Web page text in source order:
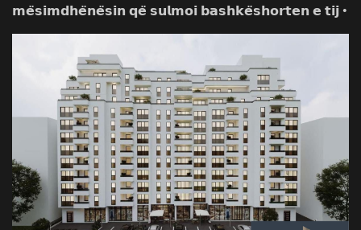
𝗺𝗲̈𝘀𝗶𝗺𝗱𝗵𝗲̈𝗻𝗲̈𝘀𝗶𝗻 𝗾𝗲̈ 𝘀𝘂𝗹𝗺𝗼𝗶 𝗯𝗮𝘀𝗵𝗸𝗲̈𝘀𝗵𝗼𝗿𝘁𝗲𝗻 𝗲 𝘁𝗶𝗷 •